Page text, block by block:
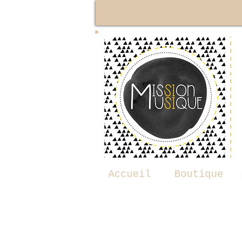
Accueil Boutique